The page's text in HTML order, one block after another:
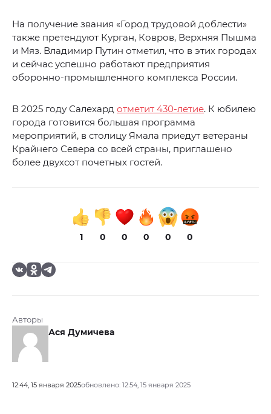
На получение звания «Город трудовой доблести»
также претендуют Курган, Ковров, Верхняя Пышма
и Мяз. Владимир Путин отметил, что в этих городах
и сейчас успешно работают предприятия
оборонно-промышленного комплекса России.
В 2025 году Салехард отметит 430-летие. К юбилею
города готовится большая программа
мероприятий, в столицу Ямала приедут ветераны
Крайнего Севера со всей страны, приглашено
более двухсот почетных гостей.
1 0 0 0 0 0
Авторы
Ася Думичева
12:44, 15 января 2025обновлено: 12:54, 15 января 2025